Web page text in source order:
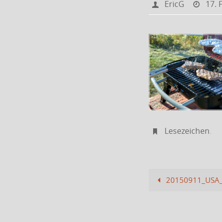
EricG 17.
Lesezeichen.